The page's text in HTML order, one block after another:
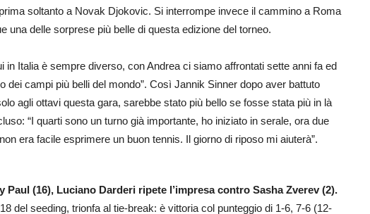
soltanto a Novak Djokovic. Si interrompe invece il cammino a Roma
una delle sorprese più belle di questa edizione del torneo.
in Italia è sempre diverso, con Andrea ci siamo affrontati sette anni fa ed
dei campi più belli del mondo”. Così Jannik Sinner dopo aver battuto
agli ottavi questa gara, sarebbe stato più bello se fosse stata più in là
“I quarti sono un turno già importante, ho iniziato in serale, ora due
era facile esprimere un buon tennis. Il giorno di riposo mi aiuterà”.
Paul (16), Luciano Darderi ripete l’impresa contro Sasha Zverev (2).
del seeding, trionfa al tie-break: è vittoria col punteggio di 1-6, 7-6 (12-